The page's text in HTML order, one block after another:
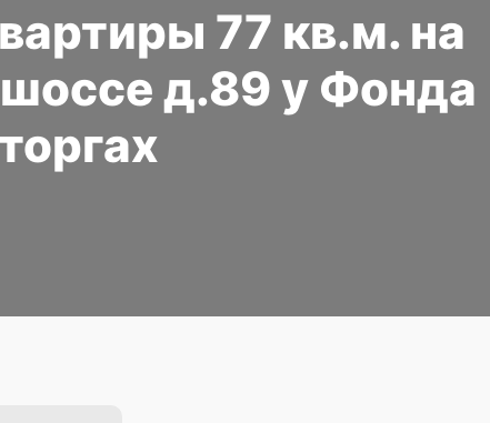
77 кв.м. на
д.89 у Фонда